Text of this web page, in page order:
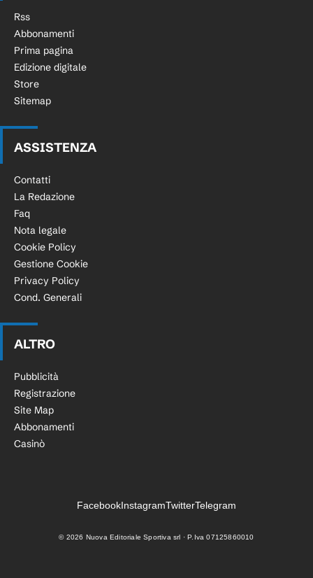
Rss
Abbonamenti
Prima pagina
Edizione digitale
Store
Sitemap
ASSISTENZA
Contatti
La Redazione
Faq
Nota legale
Cookie Policy
Gestione Cookie
Privacy Policy
Cond. Generali
ALTRO
Pubblicità
Registrazione
Site Map
Abbonamenti
Casinò
FacebookInstagramTwitterTelegram
© 2026 Nuova Editoriale Sportiva srl · P.Iva 07125860010